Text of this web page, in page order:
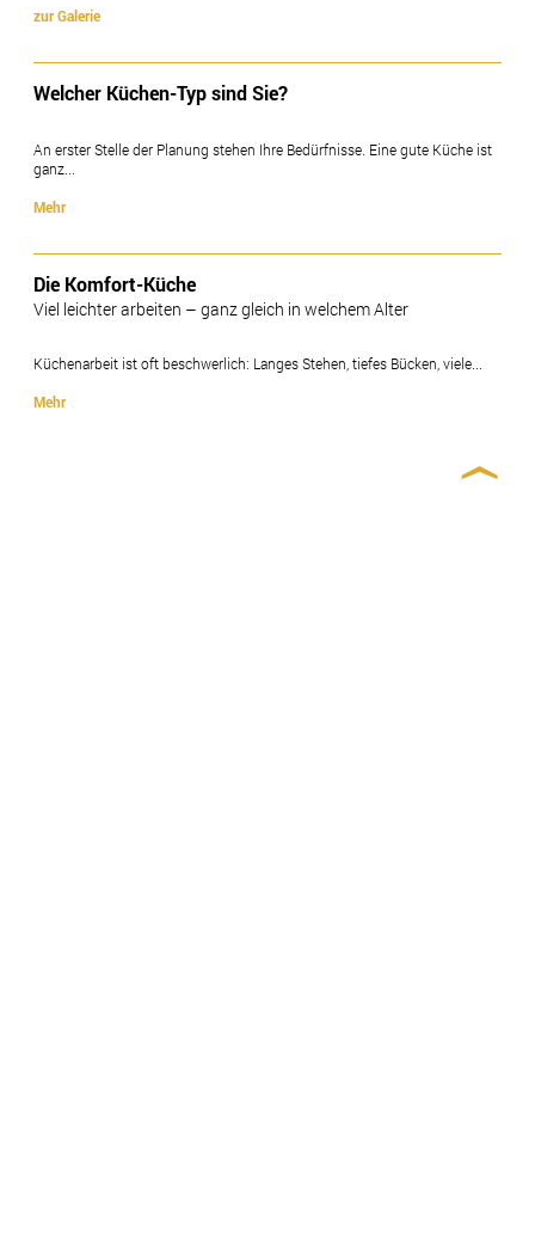
zur Galerie
Welcher Küchen-Typ sind Sie?
An erster Stelle der Planung stehen Ihre Bedürfnisse. Eine gute Küche ist
ganz...
Mehr
Die Komfort-Küche
Viel leichter arbeiten – ganz gleich in welchem Alter
Küchenarbeit ist oft beschwerlich: Langes Stehen, tiefes Bücken, viele...
Mehr